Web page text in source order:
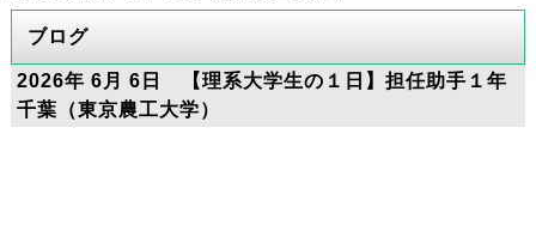
ブログ
2026年 6月 6日 【理系大学生の１日】担任助手１年
千葉（東京農工大学）